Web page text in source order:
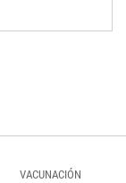
VACUNACIÓN